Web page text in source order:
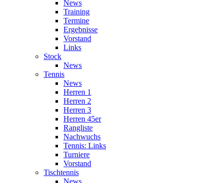
News
Training
Termine
Ergebnisse
Vorstand
Links
Stock
News
Tennis
News
Herren 1
Herren 2
Herren 3
Herren 45er
Rangliste
Nachwuchs
Tennis: Links
Turniere
Vorstand
Tischtennis
News